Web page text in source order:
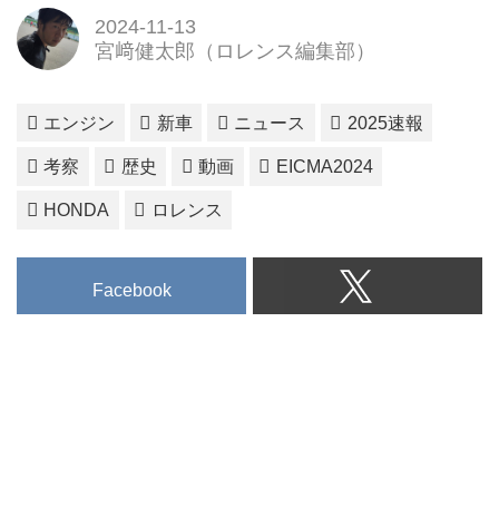
2024-11-13
宮﨑健太郎（ロレンス編集部）
エンジン 新車 ニュース 2025速報
考察 歴史 動画 EICMA2024
HONDA ロレンス
Facebook